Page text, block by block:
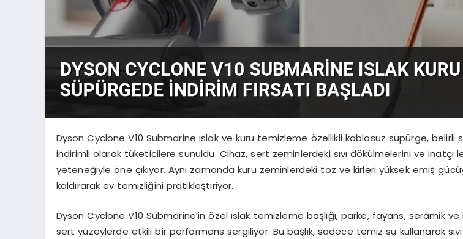
Dyson Cyclone V10 Submarine ıslak ve kuru temizleme özellikli kablosuz süpürge, belirli
indirimli olarak tüketicilere sunuldu. Cihaz, sert zeminlerdeki sıvı dökülmelerini ve inatçı
yeteneğiyle öne çıkıyor. Aynı zamanda kuru zeminlerdeki toz ve kirleri yüksek emiş
kaldırarak ev temizliğini pratikleştiriyor.
Dyson Cyclone V10 Submarine’in özel ıslak temizleme başlığı, parke, fayans, seramik
sert yüzeylerde etkili bir performans sergiliyor. Bu başlık, sadece temiz su kullanarak